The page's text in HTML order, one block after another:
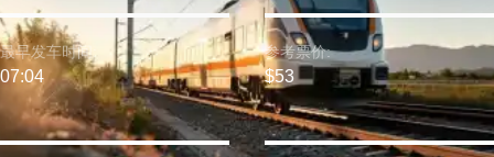
最早发车时间:
07:04
参考票价:
$53